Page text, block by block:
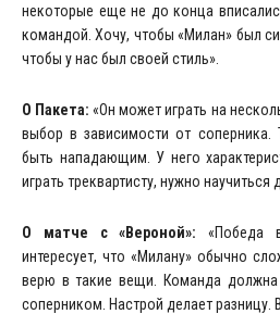
некоторые еще не до конца
командой. Хочу, чтобы «Милан» был
чтобы у нас был своей стиль».
О Пакета: «Он может играть на
выбор в зависимости от соперника.
быть нападающим. У него
играть треквартисту, нужно научиться
О матче с «Вероной»: «Победа
интересует, что «Милану» обычно
верю в такие вещи. Команда
соперником. Настрой делает разницу.